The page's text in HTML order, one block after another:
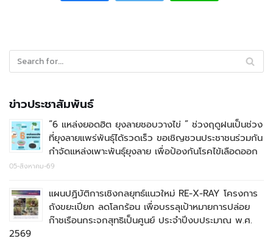
ข่าวประชาสัมพันธ์
“6 แหล่งยอดฮิต ยุงลายชอบวางไข่ ” ช่วงฤดูฝนเป็นช่วง
ที่ยุงลายแพร่พันธุ์ได้รวดเร็ว ขอเชิญชวนประชาชนร่วมกัน
กำจัดแหล่งเพาะพันธุ์ยุงลาย เพื่อป้องกันโรคไข้เลือดออก
05-สิงหาคม-69
แผนปฏิบัติการเชิงกลยุทธ์แนวใหม่ RE-X-RAY โครงการ
ถังขยะเปียก ลดโลกร้อน เพื่อบรรลุเป้าหมายการปล่อย
ก๊าชเรือนกระจกสุทธิเป็นศูนย์ ประจำปีงบประมาณ พ.ศ.
2569